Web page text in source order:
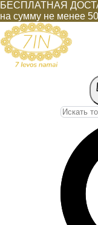
БЕСПЛАТНАЯ
на сумму не менее